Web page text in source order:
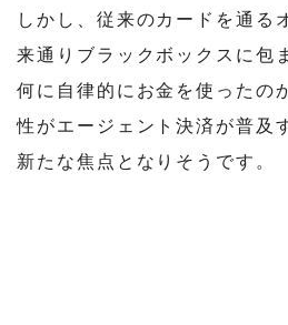
しかし、従来のカードを通る
来通りブラックボックスに包
何に自律的にお金を使ったの
性がエージェント決済が普及
新たな焦点となりそうです。